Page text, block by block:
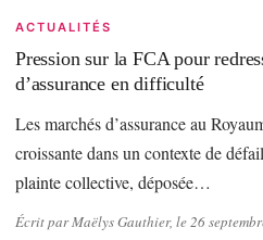
ACTUALITÉS
Pression sur la FCA pour
d’assurance en difficulté
Les marchés d’assurance au
croissante dans un contexte de
plainte collective, déposée…
Écrit par Maëlys Gauthier, le 26